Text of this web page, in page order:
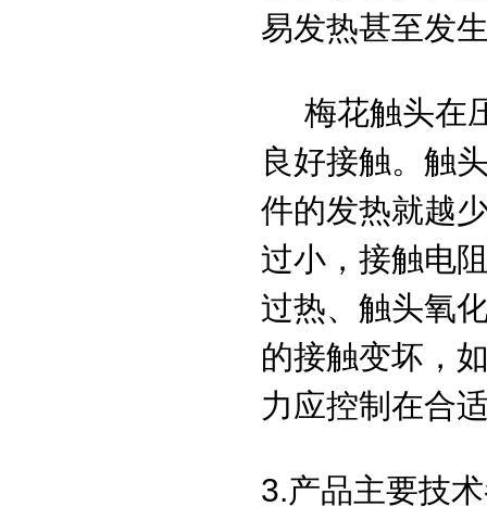
易发热甚至发
梅花触头在
良好接触。触
件的发热就越
过小，接触电
过热、触头氧
的接触变坏，
力应控制在合
3.产品主要技